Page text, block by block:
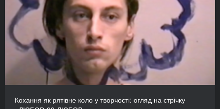
Кохання як рятівне коло у творчості: огляд на стрічку